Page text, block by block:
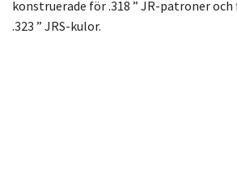
konstruerade för .318 ” JR-patroner
.323 ” JRS-kulor.